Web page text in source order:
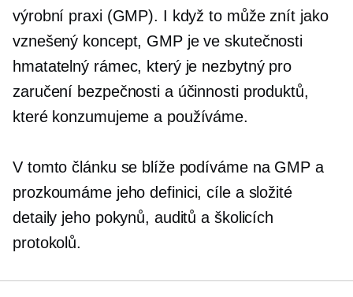
výrobní praxi (GMP). I když to může znít jako
vznešený koncept, GMP je ve skutečnosti
hmatatelný rámec, který je nezbytný pro
zaručení bezpečnosti a účinnosti produktů,
které konzumujeme a používáme.
V tomto článku se blíže podíváme na GMP a
prozkoumáme jeho definici, cíle a složité
detaily jeho pokynů, auditů a školicích
protokolů.